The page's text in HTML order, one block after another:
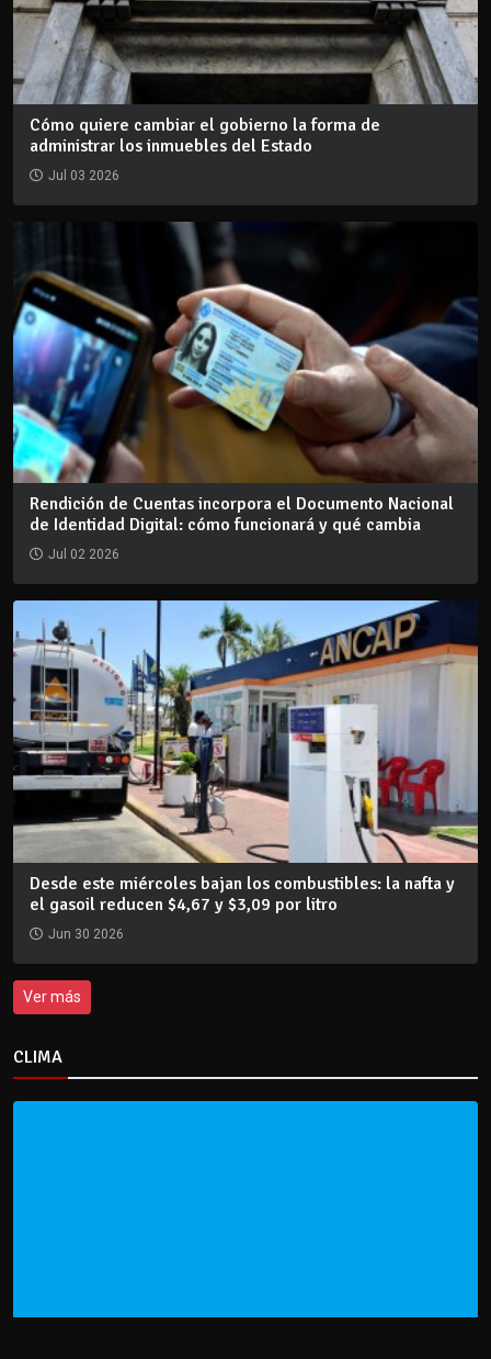
Cómo quiere cambiar el gobierno la forma de
administrar los inmuebles del Estado
Jul 03 2026
Rendición de Cuentas incorpora el Documento Nacional
de Identidad Digital: cómo funcionará y qué cambia
Jul 02 2026
Desde este miércoles bajan los combustibles: la nafta y
el gasoil reducen $4,67 y $3,09 por litro
Jun 30 2026
Ver más
CLIMA